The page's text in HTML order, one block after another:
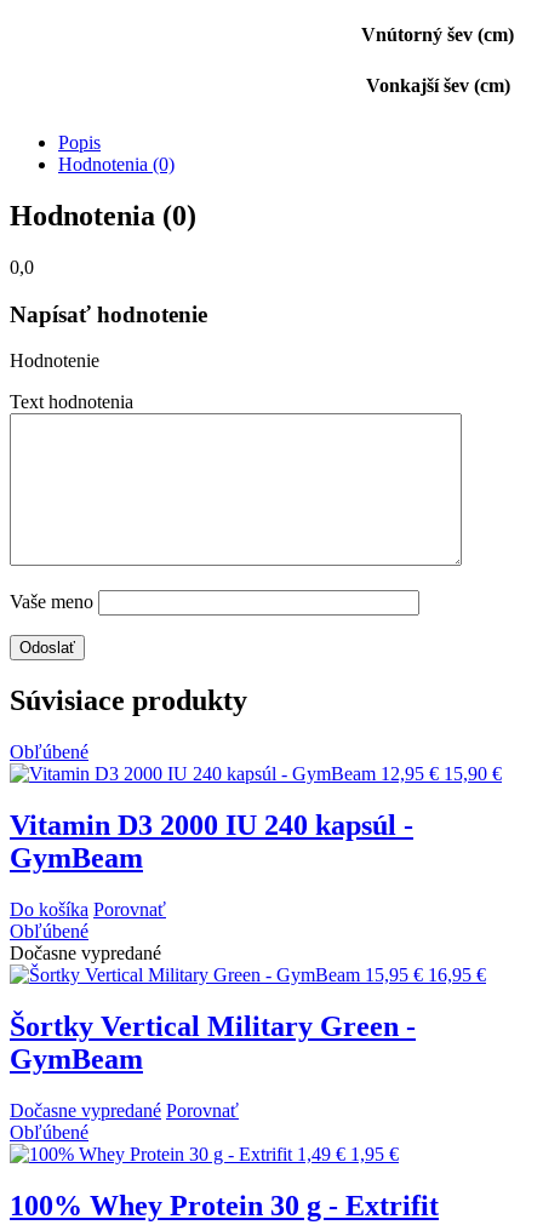
Vnútorný šev (cm)
Vonkajší šev (cm)
Popis
Hodnotenia (0)
Hodnotenia (0)
0,0
Napísať hodnotenie
Hodnotenie
Text hodnotenia
Vaše meno
Súvisiace produkty
Obľúbené
12,95 € 15,90 €
Vitamin D3 2000 IU 240 kapsúl -
GymBeam
Do košíka Porovnať
Obľúbené
Dočasne vypredané
15,95 € 16,95 €
Šortky Vertical Military Green -
GymBeam
Dočasne vypredané Porovnať
Obľúbené
1,49 € 1,95 €
100% Whey Protein 30 g - Extrifit